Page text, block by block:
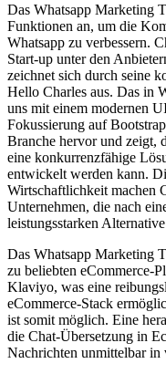
Das Whatsapp Marketing
Funktionen an, um die
Whatsapp zu verbessern.
Start-up unter den
zeichnet sich durch seine
Hello Charles aus. Das in
uns mit einem modernen
Fokussierung auf
Branche hervor und zeigt,
eine konkurrenzfähige
entwickelt werden kann.
Wirtschaftlichkeit machen
Unternehmen, die nach
leistungsstarken
Das Whatsapp Marketing
zu beliebten eCommerce-
Klaviyo, was eine
eCommerce-Stack
ist somit möglich. Eine
die Chat-Übersetzung in
Nachrichten unmittelbar in